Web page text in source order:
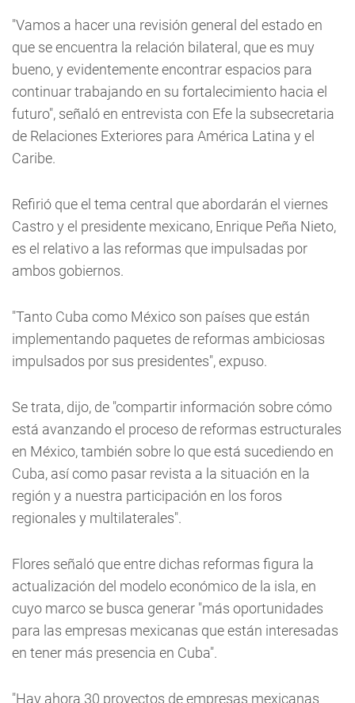
"Vamos a hacer una revisión general del estado en
que se encuentra la relación bilateral, que es muy
bueno, y evidentemente encontrar espacios para
continuar trabajando en su fortalecimiento hacia el
futuro", señaló en entrevista con Efe la subsecretaria
de Relaciones Exteriores para América Latina y el
Caribe.
Refirió que el tema central que abordarán el viernes
Castro y el presidente mexicano, Enrique Peña Nieto,
es el relativo a las reformas que impulsadas por
ambos gobiernos.
"Tanto Cuba como México son países que están
implementando paquetes de reformas ambiciosas
impulsados por sus presidentes", expuso.
Se trata, dijo, de "compartir información sobre cómo
está avanzando el proceso de reformas estructurales
en México, también sobre lo que está sucediendo en
Cuba, así como pasar revista a la situación en la
región y a nuestra participación en los foros
regionales y multilaterales".
Flores señaló que entre dichas reformas figura la
actualización del modelo económico de la isla, en
cuyo marco se busca generar "más oportunidades
para las empresas mexicanas que están interesadas
en tener más presencia en Cuba".
"Hay ahora 30 proyectos de empresas mexicanas